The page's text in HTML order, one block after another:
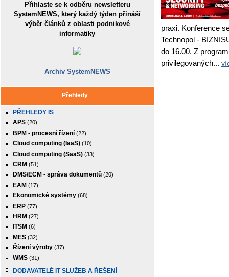
Přihlaste se k odběru newsletteru
SystemNEWS, který každý týden přináší
výběr článků z oblasti podnikové
informatiky
Archiv SystemNEWS
Přehledy
PŘEHLEDY IS
APS (20)
BPM - procesní řízení (22)
Cloud computing (IaaS) (10)
Cloud computing (SaaS) (33)
CRM (51)
DMS/ECM - správa dokumentů (20)
EAM (17)
Ekonomické systémy (68)
ERP (77)
HRM (27)
ITSM (6)
MES (32)
Řízení výroby (37)
WMS (31)
DODAVATELÉ IT SLUŽEB A ŘEŠENÍ
praxi. Konference
Technopol -
do 16.00. Z
privilegovaných...